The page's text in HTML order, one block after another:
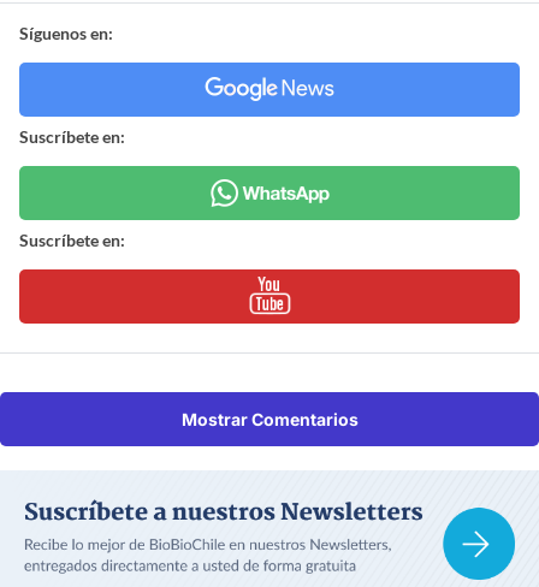
Síguenos en:
Suscríbete en:
Suscríbete en:
Mostrar Comentarios